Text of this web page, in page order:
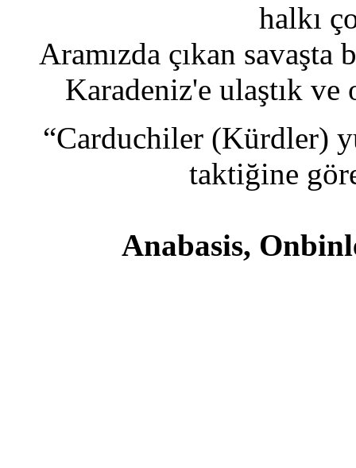
halkı
Aramızda çıkan
Karadeniz'e ulaştık ve
“Carduchiler (Kürdler)
taktiğine
Anabasis,